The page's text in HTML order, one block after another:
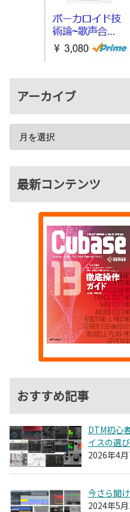
アーカイブ
最新コンテンツ
おすすめ記事
DTM初心
イスの選
2026年4
今さら聞
2024年5